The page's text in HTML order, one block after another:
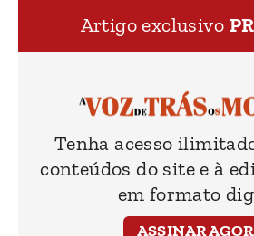
Artigo exclusivo
Tenha acesso
conteúdos do site e à
em formato
ASSINAR